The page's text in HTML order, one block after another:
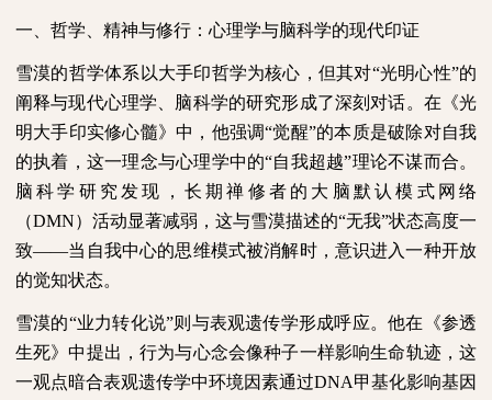
一、哲学、精神与修行：心理学与脑科学的现代印证
雪漠的哲学体系以大手印哲学为核心，但其对“光明心性”的
阐释与现代心理学、脑科学的研究形成了深刻对话。在《光
明大手印实修心髓》中，他强调“觉醒”的本质是破除对自我
的执着，这一理念与心理学中的“自我超越”理论不谋而合。
脑科学研究发现，长期禅修者的大脑默认模式网络
（DMN）活动显著减弱，这与雪漠描述的“无我”状态高度一
致——当自我中心的思维模式被消解时，意识进入一种开放
的觉知状态。
雪漠的“业力转化说”则与表观遗传学形成呼应。他在《参透
生死》中提出，行为与心念会像种子一样影响生命轨迹，这
一观点暗合表观遗传学中环境因素通过DNA甲基化影响基因